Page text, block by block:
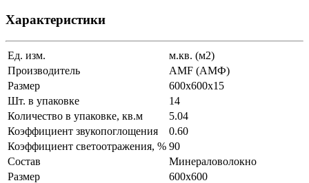
Характеристики
Ед. изм.
м.кв. (м2)
Производитель
AMF (АМФ)
Размер
600x600x15
Шт. в упаковке
14
Количество в упаковке, кв.м
5.04
Коэффициент звукопоглощения
0.60
Коэффициент светоотражения, % 90
Состав
Минераловолокно
Размер
600x600